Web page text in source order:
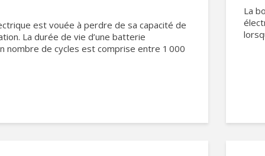
est vouée à perdre de sa capacité de
La durée de vie d’une batterie
nombre de cycles est comprise entre 1 000
La